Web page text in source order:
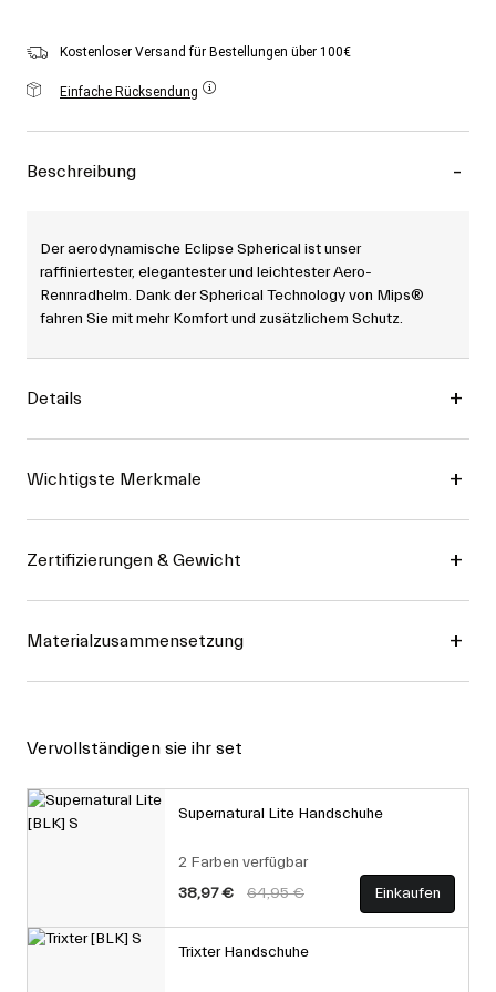
Goggles
Handschuhe
Ski Race
Alle anzeigen
Kostenloser Versand für Bestellungen über 100€
Einfache Rücksendung
Beschreibung
Der aerodynamische Eclipse Spherical ist unser
raffiniertester, elegantester und leichtester Aero-
Rennradhelm. Dank der Spherical Technology von Mips®
fahren Sie mit mehr Komfort und zusätzlichem Schutz.
Details
Wichtigste Merkmale
Zertifizierungen & Gewicht
Materialzusammensetzung
Vervollständigen sie ihr set
Supernatural Lite Handschuhe
2 Farben verfügbar
Price reduced from
64,95 €to
38,97 € Einkaufen
Trixter Handschuhe